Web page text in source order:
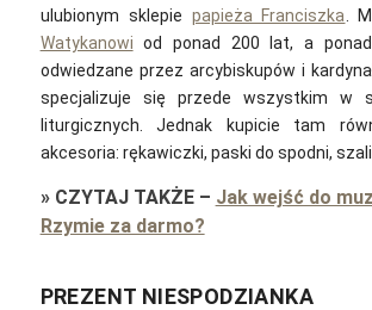
ulubionym sklepie papieża Franciszka.
Watykanowi od ponad 200 lat, a
odwiedzane przez arcybiskupów i
specjalizuje się przede wszystkim w
liturgicznych. Jednak kupicie tam
akcesoria: rękawiczki, paski do spodni,
» CZYTAJ TAKŻE– Jak wejść do
Rzymie za darmo?
PREZENT NIESPODZIANKA